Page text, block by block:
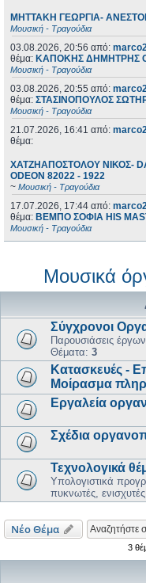
ΜΗΤΤΑΚΗ ΓΕΩΡΓΙΑ-
Μουσική - Τραγούδια
03.08.2026, 20:56 από:
θέμα: ΚΑΠΟΚΗΣ ΔΗΜΗΤΡΗΣ
Μουσική - Τραγούδια
03.08.2026, 20:55 από:
θέμα: ΣΤΑΣΙΝΟΠΟΥΛΟΣ
Μουσική - Τραγούδια
21.07.2026, 16:41 από:
θέμα:
ΧΑΤΖΗΑΠΟΣΤΟΛΟΥ ΝΙΚΟΣ-
ODEON 82022 - 1922
~ Μουσική - Τραγούδια
17.07.2026, 17:44 από:
θέμα: ΒΕΜΠΟ ΣΟΦΙΑ HIS
Μουσική - Τραγούδια
Μουσικά
Σύγχρονοι
Παρουσιάσεις
Θέματα: 3
Κατασκευές -
Μοίρασμα
Εργαλεία
Σχέδια
Τεχνολογικά
Υπολογιστικά
πυκνωτές,
Νέο Θέμα
3